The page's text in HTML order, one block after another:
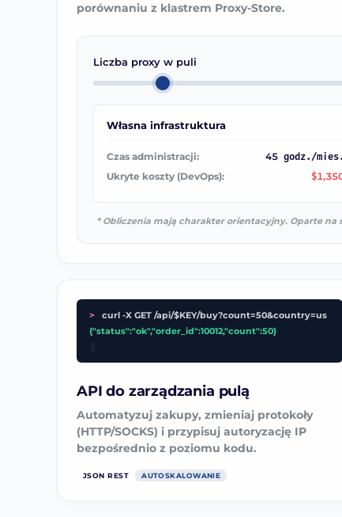
porównaniu z klastrem Proxy-Store.
Liczba proxy w puli
Własna infrastruktura
Czas administracji: 45godz./mies.
Ukryte koszty (DevOps):
$
* Obliczenia mają charakter orientacyjny. Oparte na
>
curl -X GET /api/$KEY/buy?count=50&country=us
{"status":"ok","order_id":10012,"count":50}
API do zarządzania pulą
Automatyzuj zakupy, zmieniaj protokoły
(HTTP/SOCKS) i przypisuj autoryzację IP
bezpośrednio z poziomu kodu.
JSON REST AUTOSKALOWANIE